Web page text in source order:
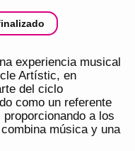
experiencia musical
Artístic, en
del ciclo
como un referente
a los
música y una